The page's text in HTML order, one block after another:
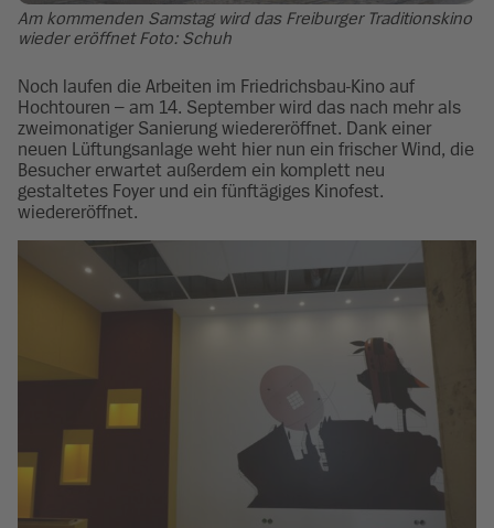
Am kommenden Samstag wird das Freiburger Traditionskino
wieder eröffnet Foto: Schuh
Noch laufen die Arbeiten im Friedrichsbau-Kino auf
Hochtouren – am 14. September wird das nach mehr als
zweimonatiger Sanierung wiedereröffnet. Dank einer
neuen Lüftungsanlage weht hier nun ein frischer Wind, die
Besucher erwartet außerdem ein komplett neu
gestaltetes Foyer und ein fünftägiges Kinofest.
wiedereröffnet.